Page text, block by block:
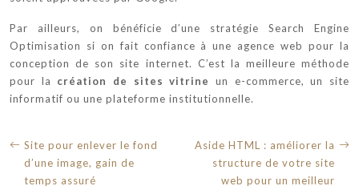
Par ailleurs, on bénéficie d’une stratégie Search Engine
Optimisation si on fait confiance à une agence web pour la
conception de son site internet. C’est la meilleure méthode
pour la création de sites vitrine
un e-commerce, un site
informatif ou une plateforme institutionnelle.
Site pour enlever le fond
d’une image, gain de
temps assuré
Aside HTML : améliorer la
structure de votre site
web pour un meilleur